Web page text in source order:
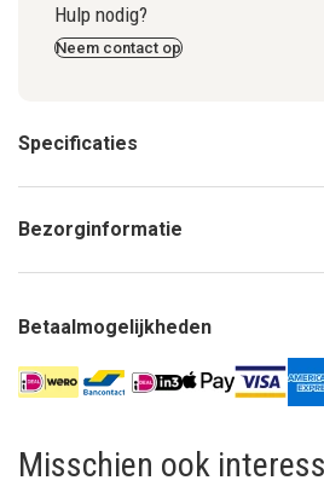
Hulp nodig?
Neem contact op
Specificaties
Bezorginformatie
Betaalmogelijkheden
Misschien ook